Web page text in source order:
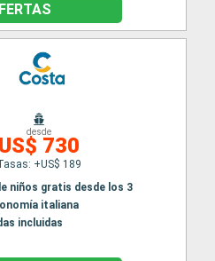
desde
US$ 730
+US$ 189
niños gratis desde los 3
italiana
incluidas